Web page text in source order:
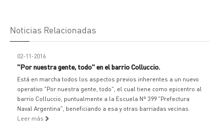
Noticias Relacionadas
02-11-2016
"Por nuestra gente, todo" en el barrio Colluccio.
Está en marcha todos los aspectos previos inherentes a un nuevo
operativo "Por nuestra gente, todo", el cual tiene como epicentro al
barrio Colluccio, puntualmente a la Escuela Nº 399 "Prefectura
Naval Argentina", beneficiando a esa y otras barriadas vecinas.
Leer más